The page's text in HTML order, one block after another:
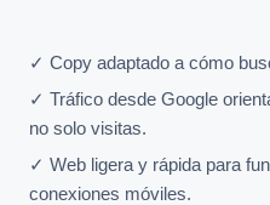
✓ Copy adaptado a cómo
✓ Tráfico desde Google
no solo visitas.
✓ Web ligera y rápida para
conexiones móviles.